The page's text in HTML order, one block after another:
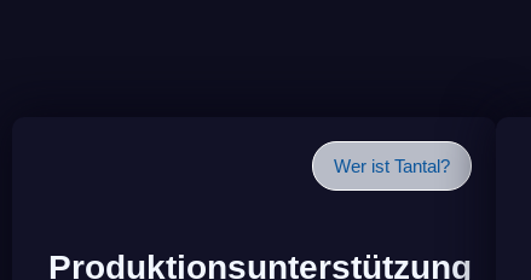
Wer ist Tantal?
Produktionsunterstützung